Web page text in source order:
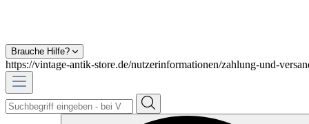
Brauche Hilfe?
https://vintage-antik-store.de/nutzerinformationen/zahlung-und-